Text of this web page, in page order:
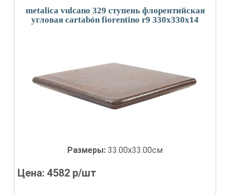
metalica vulcano 329 ступень флорентийская
угловая cartabón fiorentino r9 330x330x14
Размеры: 33.00x33.00см
Цена:4582 р/шт